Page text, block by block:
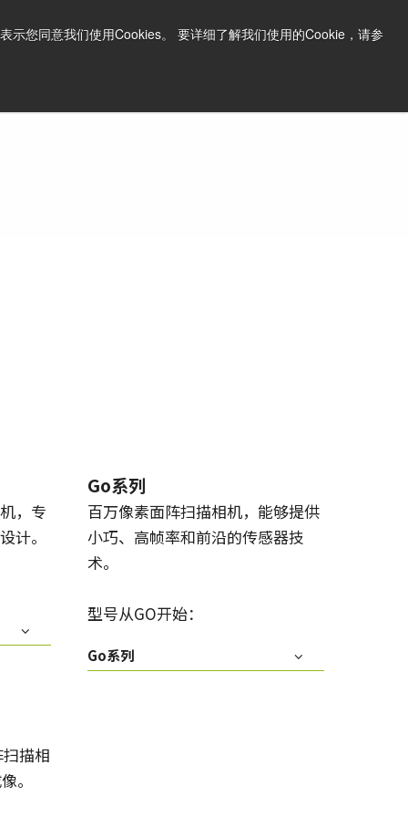
示您同意我们使用Cookies。 要详细了解我们使用的Cookie，请参
，专
计。
Go系列
百万像素面阵扫描相机，能够提供
小巧、高帧率和前沿的传感器技
术。
型号从GO开始：
Go系列
描相
。